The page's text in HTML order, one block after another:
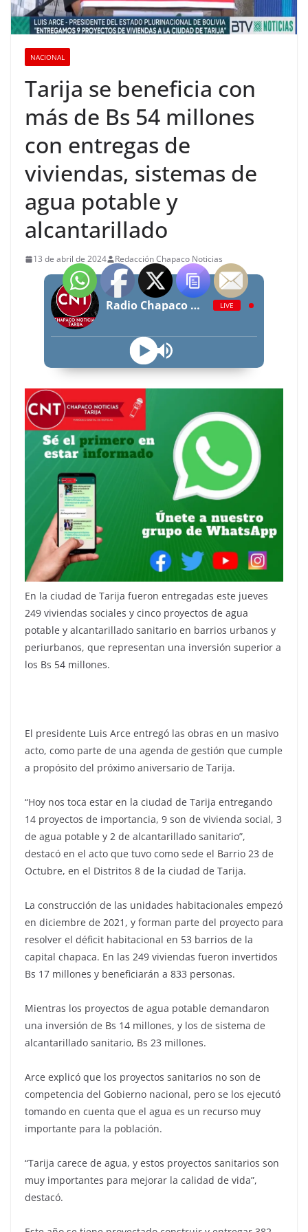
NACIONAL
Tarija se beneficia con
más de Bs 54 millones
con entregas de
viviendas, sistemas de
agua potable y
alcantarillado
13 de abril de 2024 Redacción Chapaco Noticias
Radio Chapaco Noticias Las 24 horas en vivo LIVE
En la ciudad de Tarija fueron entregadas este jueves
249 viviendas sociales y cinco proyectos de agua
potable y alcantarillado sanitario en barrios urbanos y
periurbanos, que representan una inversión superior a
los Bs 54 millones.
El presidente Luis Arce entregó las obras en un masivo
acto, como parte de una agenda de gestión que cumple
a propósito del próximo aniversario de Tarija.
“Hoy nos toca estar en la ciudad de Tarija entregando
14 proyectos de importancia, 9 son de vivienda social, 3
de agua potable y 2 de alcantarillado sanitario”,
destacó en el acto que tuvo como sede el Barrio 23 de
Octubre, en el Distritos 8 de la ciudad de Tarija.
La construcción de las unidades habitacionales empezó
en diciembre de 2021, y forman parte del proyecto para
resolver el déficit habitacional en 53 barrios de la
capital chapaca. En las 249 viviendas fueron invertidos
Bs 17 millones y beneficiarán a 833 personas.
Mientras los proyectos de agua potable demandaron
una inversión de Bs 14 millones, y los de sistema de
alcantarillado sanitario, Bs 23 millones.
Arce explicó que los proyectos sanitarios no son de
competencia del Gobierno nacional, pero se los ejecutó
tomando en cuenta que el agua es un recurso muy
importante para la población.
“Tarija carece de agua, y estos proyectos sanitarios son
muy importantes para mejorar la calidad de vida”,
destacó.